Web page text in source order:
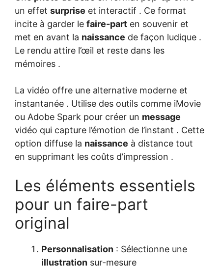
un effet surprise et interactif . Ce format
incite à garder le faire-part en souvenir et
met en avant la naissance de façon ludique .
Le rendu attire l’œil et reste dans les
mémoires .
La vidéo offre une alternative moderne et
instantanée . Utilise des outils comme iMovie
ou Adobe Spark pour créer un message
vidéo qui capture l’émotion de l’instant . Cette
option diffuse la naissance à distance tout
en supprimant les coûts d’impression .
Les éléments essentiels
pour un faire-part
original
Personnalisation : Sélectionne une
illustration sur-mesure